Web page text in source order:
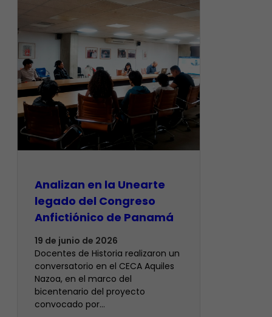
Analizan en la Unearte
legado del Congreso
Anfictiónico de Panamá
19 de junio de 2026
Docentes de Historia realizaron un
conversatorio en el CECA Aquiles
Nazoa, en el marco del
bicentenario del proyecto
convocado por…